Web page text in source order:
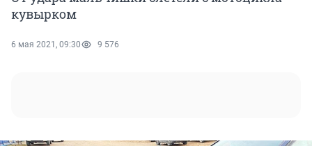
кувырком
6 мая 2021, 09:30 9 576